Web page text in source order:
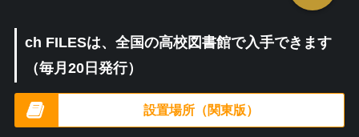
ch FILESは、全国の高校図書館で入手できます
（毎月20日発行）
設置場所（関東版）